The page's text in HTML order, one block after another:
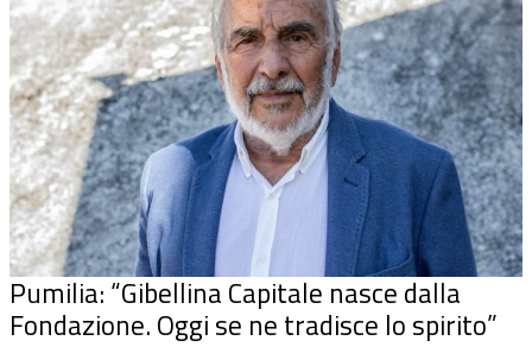
Pumilia: “Gibellina Capitale nasce dalla
Fondazione. Oggi se ne tradisce lo spirito”